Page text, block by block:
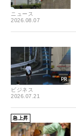
ニュース
2026.08.07
ビジネス
2026.07.21
急上昇